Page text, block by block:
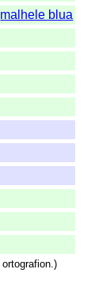
malhele blua
ortografion.)